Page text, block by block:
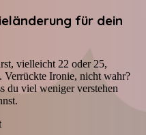
für dein
vielleicht 22 oder 25,
Verrückte Ironie, nicht wahr?
du viel weniger verstehen